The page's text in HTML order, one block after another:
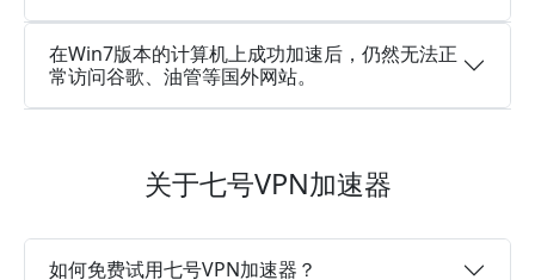
在Win7版本的计算机上成功加速后，仍然无法正
常访问谷歌、油管等国外网站。
关于七号VPN加速器
如何免费试用七号VPN加速器？